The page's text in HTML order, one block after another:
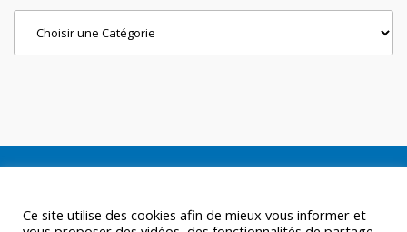
Ce site utilise des cookies afin de mieux vous informer et